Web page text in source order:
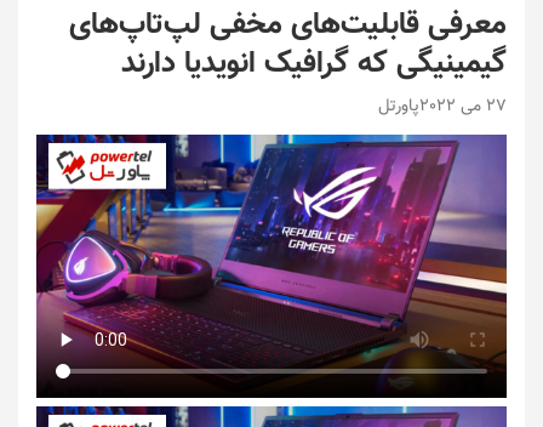
معرفی قابلیت‌های مخفی لپ‌تاپ‌های
گیمینیگی که گرافیک انویدیا دارند
27 می 2022 پاورتل